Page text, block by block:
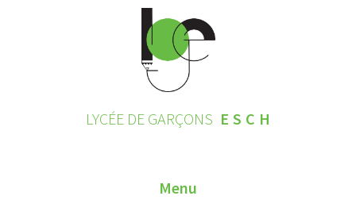
LYCÉE DE GARÇONS ESCH
Menu